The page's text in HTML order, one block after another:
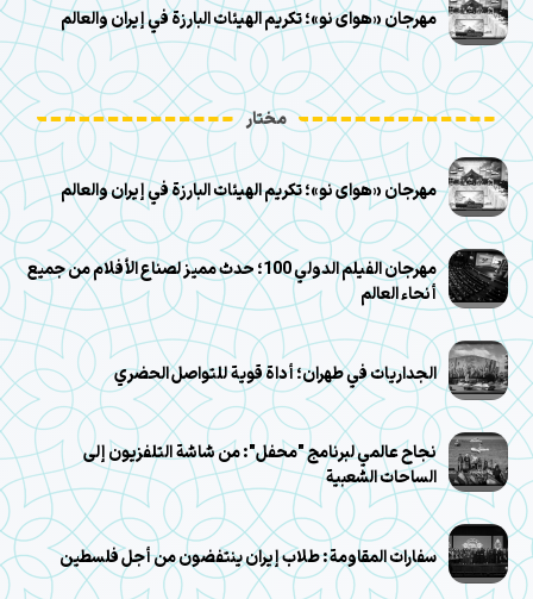
مهرجان «هوای نو»؛ تكريم الهيئات البارزة في إيران والعالم
مختار
مهرجان «هوای نو»؛ تكريم الهيئات البارزة في إيران والعالم
مهرجان الفيلم الدولي 100؛ حدث مميز لصناع الأفلام من جميع
أنحاء العالم
الجداريات في طهران؛ أداة قوية للتواصل الحضري
نجاح عالمي لبرنامج "محفل": من شاشة التلفزيون إلى
الساحات الشعبية
سفارات المقاومة: طلاب إيران ينتفضون من أجل فلسطين